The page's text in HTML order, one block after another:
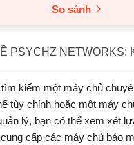
So sánh
PSYCHZ NETWORKS:
tìm kiếm một máy chủ
tùy chỉnh hoặc một máy
lý, bạn có thể xem xét
cấp các máy chủ bảo